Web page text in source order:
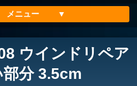
メニュー
会社案内
メリット
ウインドリペア
分 3.5cm